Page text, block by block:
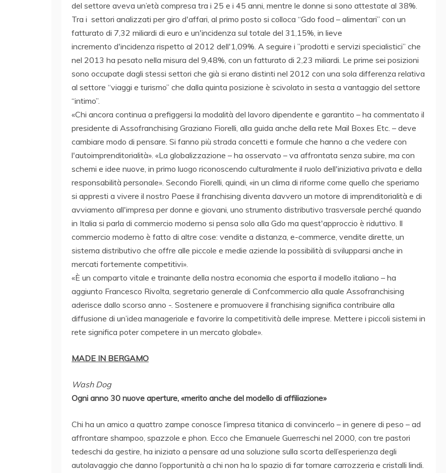
del settore aveva un’età compresa tra i 25 e i 45 anni, mentre le donne si sono attestate al 38%.
Tra i settori analizzati per giro d'affari, al primo posto si colloca “Gdo food – alimentari” con un
fatturato di 7,32 miliardi di euro e un'incidenza sul totale del 31,15%, in lieve
incremento d'incidenza rispetto al 2012 dell'1,09%. A seguire i ”prodotti e servizi specialistici” che
nel 2013 ha pesato nella misura del 9,48%, con un fatturato di 2,23 miliardi. Le prime sei posizioni
sono occupate dagli stessi settori che già si erano distinti nel 2012 con una sola differenza relativa
al settore “viaggi e turismo” che dalla quinta posizione è scivolato in sesta a vantaggio del settore
“intimo”.
«Chi ancora continua a prefiggersi la modalità del lavoro dipendente e garantito – ha commentato il
presidente di Assofranchising Graziano Fiorelli, alla guida anche della rete Mail Boxes Etc. – deve
cambiare modo di pensare. Si fanno più strada concetti e formule che hanno a che vedere con
l'autoimprenditorialità». «La globalizzazione – ha osservato – va affrontata senza subire, ma con
schemi e idee nuove, in primo luogo riconoscendo culturalmente il ruolo dell'iniziativa privata e della
responsabilità personale». Secondo Fiorelli, quindi, «in un clima di riforme come quello che speriamo
si appresti a vivere il nostro Paese il franchising diventa davvero un motore di imprenditorialità e di
avviamento all'impresa per donne e giovani, uno strumento distributivo trasversale perché quando
in Italia si parla di commercio moderno si pensa solo alla Gdo ma quest'approccio è riduttivo. Il
commercio moderno è fatto di altre cose: vendite a distanza, e-commerce, vendite dirette, un
sistema distributivo che offre alle piccole e medie aziende la possibilità di svilupparsi anche in
mercati fortemente competitivi».
«È un comparto vitale e trainante della nostra economia che esporta il modello italiano – ha
aggiunto Francesco Rivolta, segretario generale di Confcommercio alla quale Assofranchising
aderisce dallo scorso anno -. Sostenere e promuovere il franchising significa contribuire alla
diffusione di un’idea manageriale e favorire la competitività delle imprese. Mettere i piccoli sistemi in
rete significa poter competere in un mercato globale».
MADE IN BERGAMO
Wash Dog
Ogni anno 30 nuove aperture, «merito anche del modello di affiliazione»
Chi ha un amico a quattro zampe conosce l’impresa titanica di convincerlo – in genere di peso – ad
affrontare shampoo, spazzole e phon. Ecco che Emanuele Guerreschi nel 2000, con tre pastori
tedeschi da gestire, ha iniziato a pensare ad una soluzione sulla scorta dell’esperienza degli
autolavaggio che danno l’opportunità a chi non ha lo spazio di far tornare carrozzeria e cristalli lindi.